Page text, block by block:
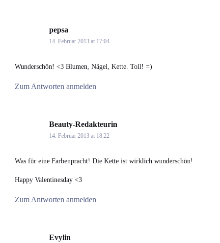
pepsa
14. Februar 2013 at 17:04
Wunderschön! <3 Blumen, Nägel, Kette. Toll! =)
Zum Antworten anmelden
Beauty-Redakteurin
14. Februar 2013 at 18:22
Was für eine Farbenpracht! Die Kette ist wirklich wunderschön!
Happy Valentinesday <3
Zum Antworten anmelden
Evylin